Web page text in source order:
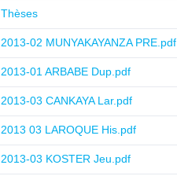
Thèses
2013-02 MUNYAKAYANZA PRE.pdf
2013-01 ARBABE Dup.pdf
2013-03 CANKAYA Lar.pdf
2013 03 LAROQUE His.pdf
2013-03 KOSTER Jeu.pdf